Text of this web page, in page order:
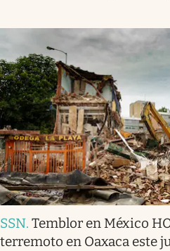
SSN. Temblor en México
terremoto en Oaxaca este